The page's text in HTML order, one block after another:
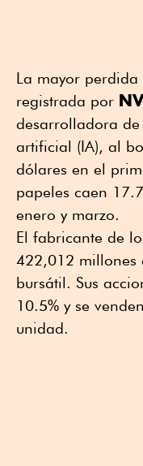
La mayor
registrada por
desarrolladora
artificial (IA), al
dólares en el
papeles caen
enero y marzo.
El fabricante de
422,012 millones
bursátil. Sus
10.5% y se
unidad.